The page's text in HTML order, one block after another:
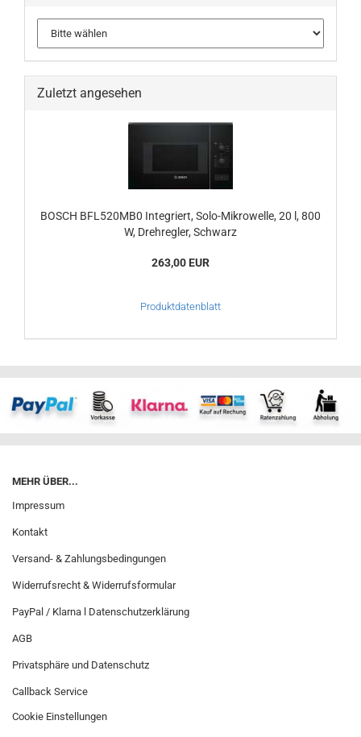
Zuletzt angesehen
BOSCH BFL520MB0 Integriert, Solo-Mikrowelle, 20 l, 800
W, Drehregler, Schwarz
263,00 EUR
Produktdatenblatt
MEHR ÜBER...
Impressum
Kontakt
Versand- & Zahlungsbedingungen
Widerrufsrecht & Widerrufsformular
PayPal / Klarna l Datenschutzerklärung
AGB
Privatsphäre und Datenschutz
Callback Service
Cookie Einstellungen